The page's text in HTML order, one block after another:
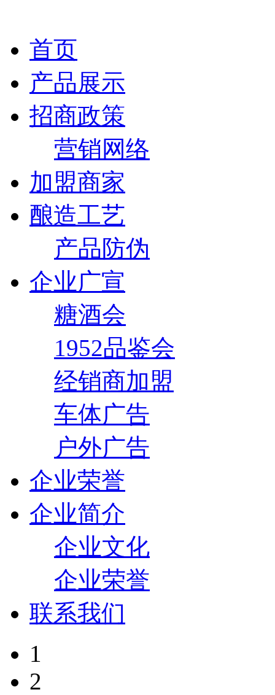
首页
产品展示
招商政策
营销网络
加盟商家
酿造工艺
产品防伪
企业广宣
糖酒会
1952品鉴会
经销商加盟
车体广告
户外广告
企业荣誉
企业简介
企业文化
企业荣誉
联系我们
1
2